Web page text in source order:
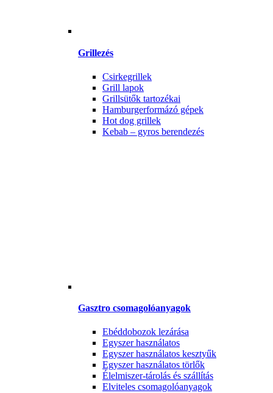
Grillezés
Csirkegrillek
Grill lapok
Grillsütők tartozékai
Hamburgerformázó gépek
Hot dog grillek
Kebab – gyros berendezés
Gasztro csomagolóanyagok
Ebéddobozok lezárása
Egyszer használatos
Egyszer használatos kesztyűk
Egyszer használatos törlők
Élelmiszer-tárolás és szállítás
Elviteles csomagolóanyagok